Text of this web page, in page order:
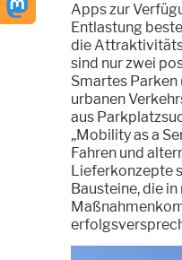
Apps zur
Entlastung
die
sind nur zwei
Smartes
urbanen
aus
„Mobility as a
Fahren und
Lieferkonzepte
Bausteine, die